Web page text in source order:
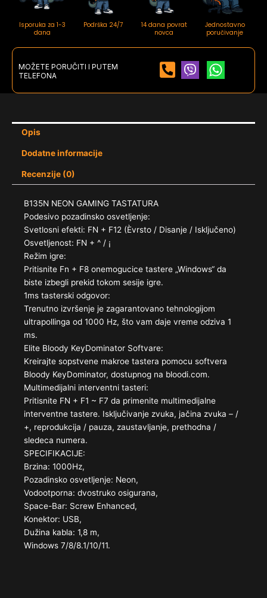
Isporuka za 1-3
dana
Podrška 24/7
14 dana povrat
novca
Jednostavno
poručivanje
MOŽETE PORUČITI I PUTEM
TELEFONA
Opis
Dodatne informacije
Recenzije (0)
B135N NEON GAMING TASTATURA
Podesivo pozadinsko osvetljenje:
Svetlosni efekti: FN + F12 (Èvrsto / Disanje / Isključeno)
Osvetljenost: FN + ^ / ¡
Režim igre:
Pritisnite Fn + F8 onemogucice tastere „Windows“ da
biste izbegli prekid tokom sesije igre.
1ms tasterski odgovor:
Trenutno izvršenje je zagarantovano tehnologijom
ultrapollinga od 1000 Hz, što vam daje vreme odziva 1
ms.
Elite Bloody KeyDominator Softvare:
Kreirajte sopstvene makroe tastera pomocu softvera
Bloody KeyDominator, dostupnog na bloodi.com.
Multimedijalni interventni tasteri:
Pritisnite FN + F1 ~ F7 da primenite multimedijalne
interventne tastere. Isključivanje zvuka, jačina zvuka – /
+, reprodukcija / pauza, zaustavljanje, prethodna /
sledeca numera.
SPECIFIKACIJE:
Brzina: 1000Hz,
Pozadinsko osvetljenje: Neon,
Vodootporna: dvostruko osigurana,
Space-Bar: Screw Enhanced,
Konektor: USB,
Dužina kabla: 1,8 m,
Windows 7/8/8.1/10/11.